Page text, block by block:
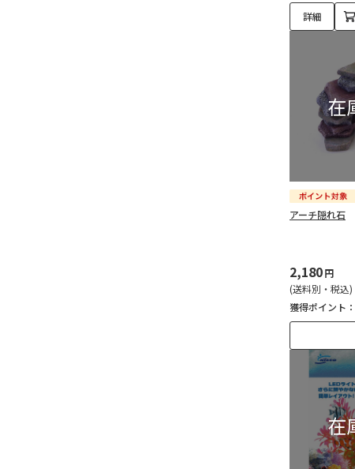
詳細
アーチ隠れ石
2,180円
(送料別・税込)
獲得ポイント：